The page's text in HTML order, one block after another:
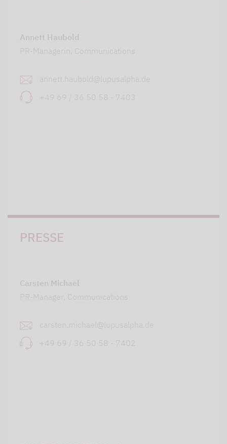
Annett Haubold
PR-Managerin, Communications
annett.haubold@lupusalpha.de
+49 69 / 36 50 58 - 7403
PRESSE
Carsten Michael
PR-Manager, Communications
carsten.michael@lupusalpha.de
+49 69 / 36 50 58 - 7402